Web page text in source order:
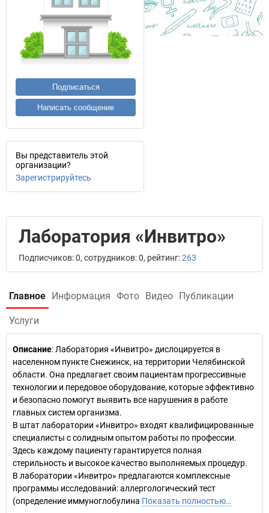
Подписаться
Написать сообщение
Вы представитель этой
организации?
Зарегистрируйтесь
Лаборатория «Инвитро»
Подписчиков: 0, сотрудников: 0, рейтинг:263
Главное Информация Фото Видео Публикации
Услуги
Описание: Лаборатория «Инвитро» дислоцируется в
населенном пункте Снежинск, на территории Челябинской
области. Она предлагает своим пациентам прогрессивные
технологии и передовое оборудование, которые эффективно
и безопасно помогут выявить все нарушения в работе
главных систем организма.
В штат лаборатории «Инвитро» входят квалифицированные
специалисты с солидным опытом работы по профессии.
Здесь каждому пациенту гарантируется полная
стерильность и высокое качество выполняемых процедур.
В лаборатории «Инвитро» предлагаются комплексные
программы исследований: аллергологический тест
(определение иммуноглобулина Показать полностью…